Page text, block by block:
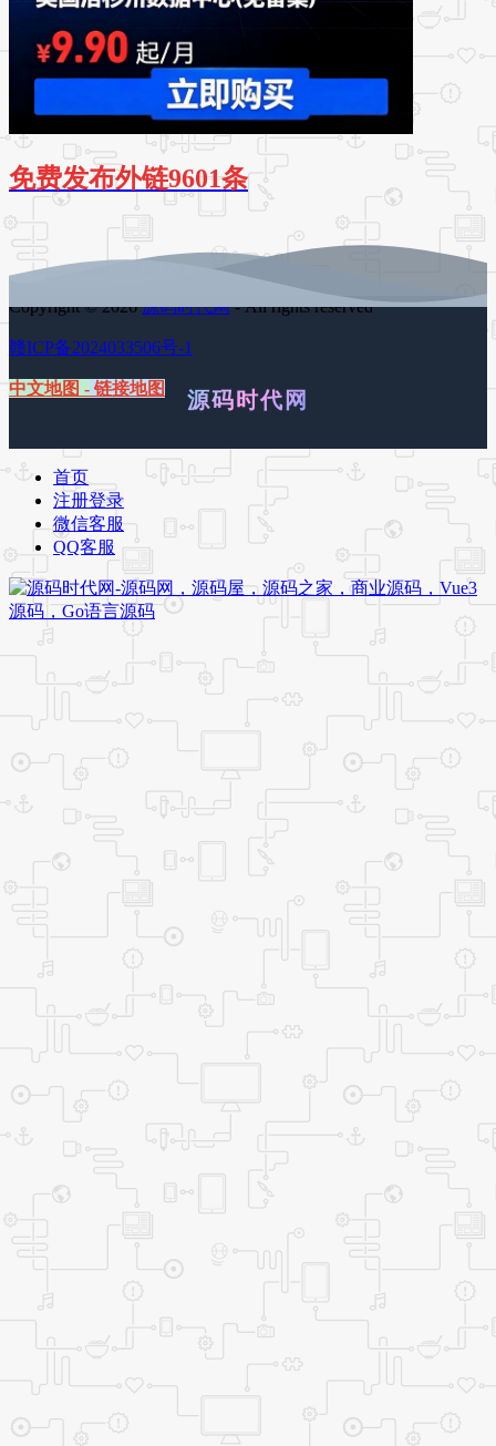
免费发布外链9601条
Copyright © 2026源码时代网- All rights reserved
赣ICP备2024033506号-1
中文地图 - 链接地图 源码时代网
首页
注册登录
微信客服
QQ客服